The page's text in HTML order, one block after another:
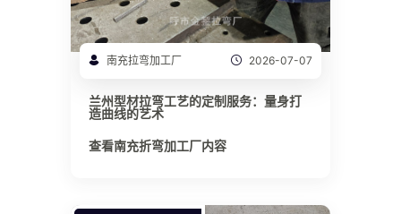
南充拉弯加工厂 2026-07-07
兰州型材拉弯工艺的定制服务：量身打
造曲线的艺术
查看南充折弯加工厂内容